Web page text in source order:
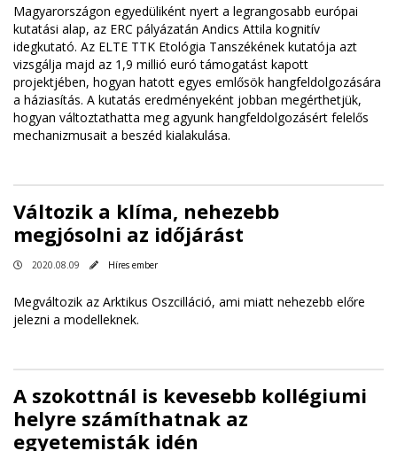
Magyarországon egyedüliként nyert a legrangosabb európai
kutatási alap, az ERC pályázatán Andics Attila kognitív
idegkutató. Az ELTE TTK Etológia Tanszékének kutatója azt
vizsgálja majd az 1,9 millió euró támogatást kapott
projektjében, hogyan hatott egyes emlősök hangfeldolgozására
a háziasítás. A kutatás eredményeként jobban megérthetjük,
hogyan változtathatta meg agyunk hangfeldolgozásért felelős
mechanizmusait a beszéd kialakulása.
Változik a klíma, nehezebb
megjósolni az időjárást
2020.08.09 Híres ember
Megváltozik az Arktikus Oszcilláció, ami miatt nehezebb előre
jelezni a modelleknek.
A szokottnál is kevesebb kollégiumi
helyre számíthatnak az
egyetemisták idén